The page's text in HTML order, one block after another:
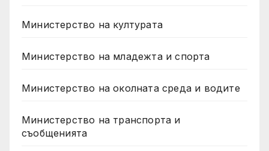
Министерство на културата
Министерство на младежта и спорта
Министерство на околната среда и водите
Министерство на транспорта и
съобщенията